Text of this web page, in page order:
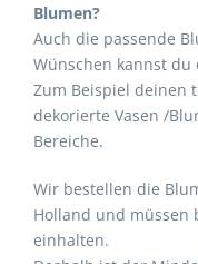
Blumen?
Auch die passende
Wünschen kannst
Zum Beispiel deinen
dekorierte Vasen /
Bereiche.
Wir bestellen die
Holland und müssen
einhalten.